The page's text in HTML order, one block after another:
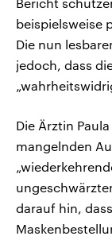
beispielsweise
Die nun
jedoch, dass
Die Ärztin
mangelnden
darauf hin,